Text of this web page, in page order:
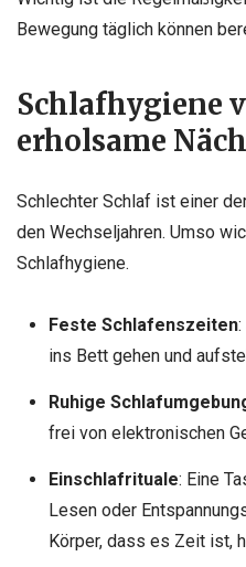
Bewegung täglich können
Schlafhygiene
erholsame
Schlechter Schlaf ist einer
den Wechseljahren. Umso
Schlafhygiene.
Feste Schlafenszeiten
ins Bett gehen und
Ruhige
frei von elektronischen
Einschlafrituale: Eine
Lesen oder
Körper, dass es Zeit ist,